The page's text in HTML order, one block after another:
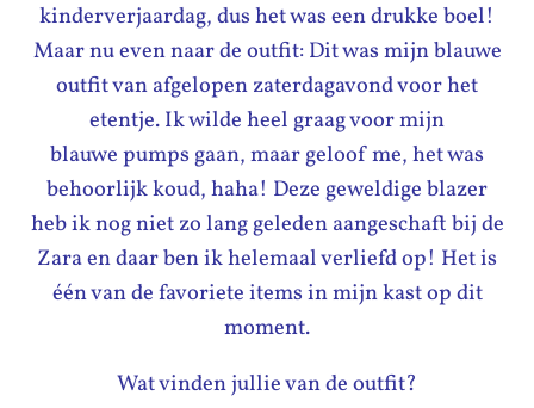
kinderverjaardag, dus het was een drukke boel!
Maar nu even naar de outfit: Dit was mijn blauwe
outfit van afgelopen zaterdagavond voor het
etentje. Ik wilde heel graag voor mijn
blauwe pumps gaan, maar geloof me, het was
behoorlijk koud, haha! Deze geweldige blazer
heb ik nog niet zo lang geleden aangeschaft bij de
Zara en daar ben ik helemaal verliefd op! Het is
één van de favoriete items in mijn kast op dit
moment.
Wat vinden jullie van de outfit?